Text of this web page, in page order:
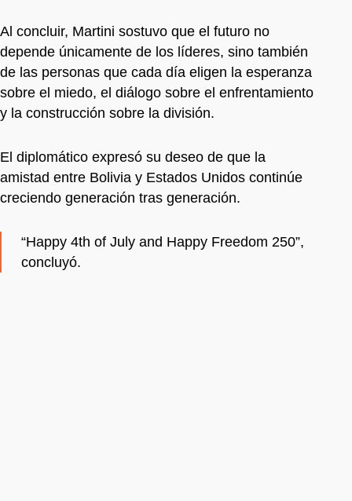
Al concluir, Martini sostuvo que el futuro no
depende únicamente de los líderes, sino también
de las personas que cada día eligen la esperanza
sobre el miedo, el diálogo sobre el enfrentamiento
y la construcción sobre la división.
El diplomático expresó su deseo de que la
amistad entre Bolivia y Estados Unidos continúe
creciendo generación tras generación.
“Happy 4th of July and Happy Freedom 250”,
concluyó.